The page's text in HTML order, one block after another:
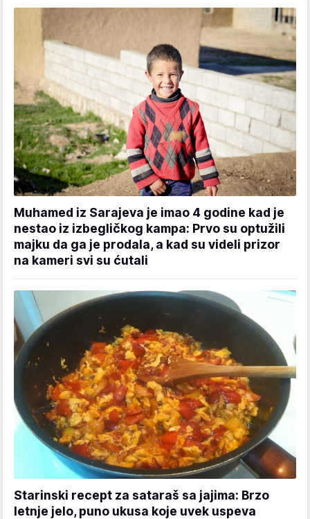
Muhamed iz Sarajeva je imao 4 godine kad je
nestao iz izbegličkog kampa: Prvo su optužili
majku da ga je prodala, a kad su videli prizor
na kameri svi su ćutali
Starinski recept za sataraš sa jajima: Brzo
letnje jelo, puno ukusa koje uvek uspeva